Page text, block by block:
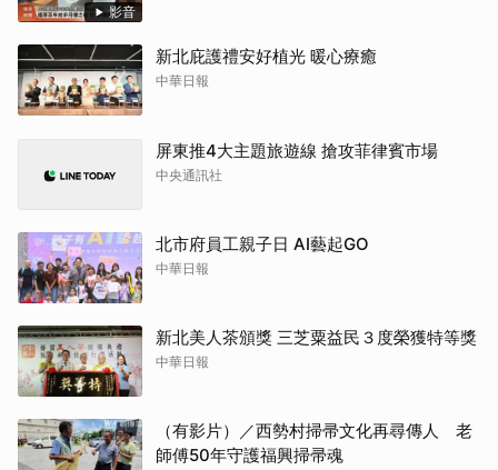
影音
新北庇護禮安好植光 暖心療癒
中華日報
屏東推4大主題旅遊線 搶攻菲律賓市場
中央通訊社
北市府員工親子日 AI藝起GO
中華日報
新北美人茶頒獎 三芝粟益民３度榮獲特等獎
中華日報
（有影片）／西勢村掃帚文化再尋傳人 老
師傅50年守護福興掃帚魂